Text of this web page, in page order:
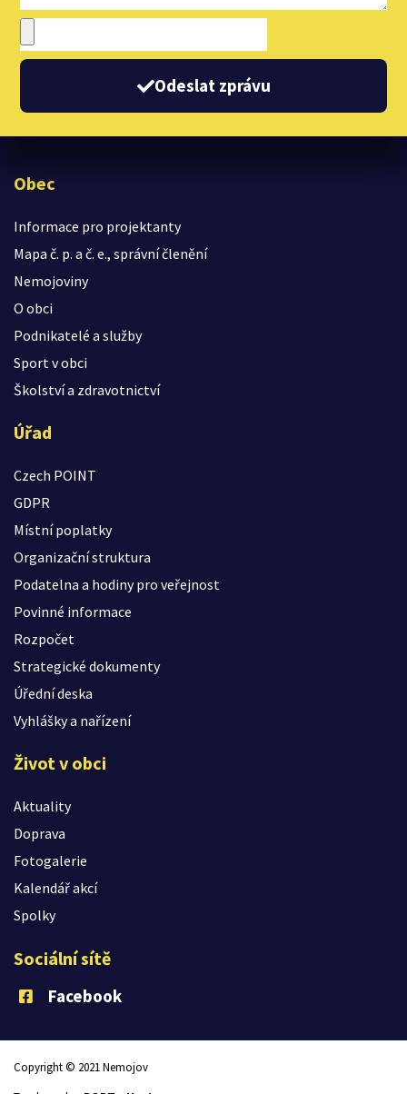
Odeslat zprávu
Obec
Informace pro projektanty
Mapa č. p. a č. e., správní členění
Nemojoviny
O obci
Podnikatelé a služby
Sport v obci
Školství a zdravotnictví
Úřad
Czech POINT
GDPR
Místní poplatky
Organizační struktura
Podatelna a hodiny pro veřejnost
Povinné informace
Rozpočet
Strategické dokumenty
Úřední deska
Vyhlášky a nařízení
Život v obci
Aktuality
Doprava
Fotogalerie
Kalendář akcí
Spolky
Sociální sítě
Facebook
Copyright © 2021 Nemojov